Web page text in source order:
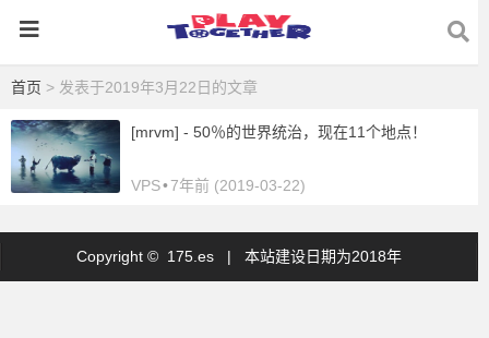
首页 > 发表于2019年3月22日的文章
[mrvm] - 50％的世界统治，现在11个地点！
VPS•7年前 (2019-03-22)
Copyright © 175.es | 本站建设日期为2018年